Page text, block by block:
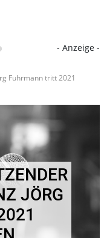
- Anzeige -
Fuhrmann tritt 2021
JÖRG